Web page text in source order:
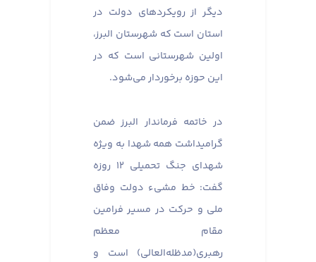
دیگر از رویکردهای دولت در
استان است که شهرستان البرز،
اولین شهرستانی است که در
این حوزه برخوردار می‌شود.
در خاتمه فرماندار البرز ضمن
گرامیداشت همه شهدا به ویژه
شهدای جنگ تحمیلی ۱۲ روزه
گفت: خط مشیء دولت وفاق
ملی و حرکت در مسیر فرامین
مقام معظم
رهبری(مدظله‌العالی) است و